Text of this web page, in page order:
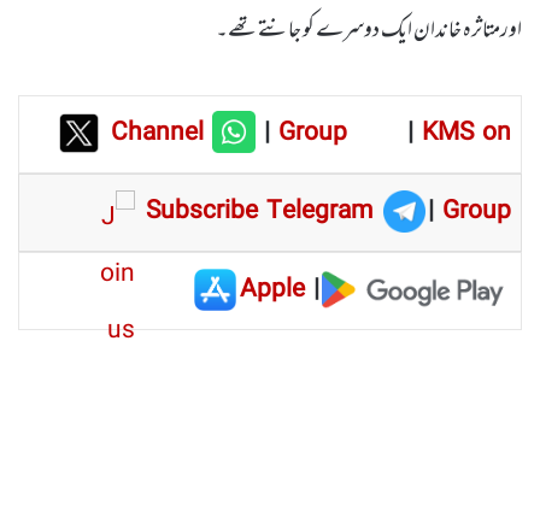
اورمتاثرہ خاندان ایک دوسرے کو جانتے تھے۔
Channel |Group | KMS on
Subscribe Telegram
| Group
|
Apple